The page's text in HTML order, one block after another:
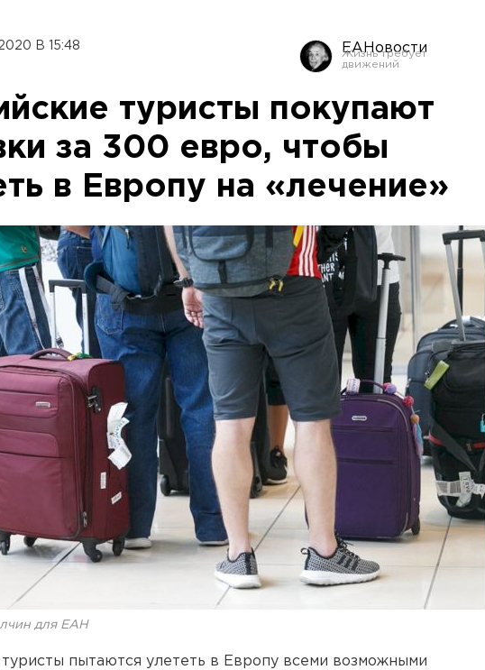
В 15:48 ЕАНовости
туристы покупают
за 300 евро, чтобы
в Европу на «лечение»
для ЕАН
туристы пытаются улететь в Европу всеми возможными